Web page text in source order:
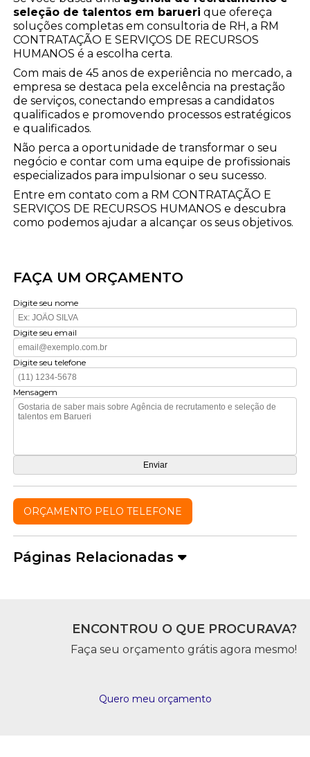
seleção de talentos em barueri que ofereça
soluções completas em consultoria de RH, a RM
CONTRATAÇÃO E SERVIÇOS DE RECURSOS
HUMANOS é a escolha certa.
Com mais de 45 anos de experiência no mercado, a
empresa se destaca pela excelência na prestação
de serviços, conectando empresas a candidatos
qualificados e promovendo processos estratégicos
e qualificados.
Não perca a oportunidade de transformar o seu
negócio e contar com uma equipe de profissionais
especializados para impulsionar o seu sucesso.
Entre em contato com a RM CONTRATAÇÃO E
SERVIÇOS DE RECURSOS HUMANOS e descubra
como podemos ajudar a alcançar os seus objetivos.
FAÇA UM ORÇAMENTO
Digite seu nome
Digite seu email
Digite seu telefone
Mensagem
ORÇAMENTO PELO TELEFONE
Páginas Relacionadas
ENCONTROU O QUE PROCURAVA?
Faça seu orçamento grátis agora mesmo!
Quero meu orçamento